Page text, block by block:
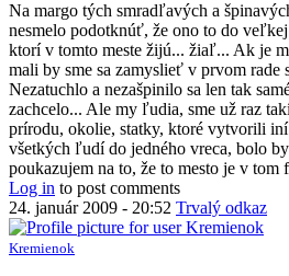
Na margo tých smradľavých a
nesmelo podotknúť, že ono to do
ktorí v tomto meste žijú... žiaľ... Ak je
mali by sme sa zamyslieť v prvom rade
Nezatuchlo a nezašpinilo sa len tak
zachcelo... Ale my ľudia, sme už raz
prírodu, okolie, statky, ktoré vytvorili
všetkých ľudí do jedného vreca, bolo
poukazujem na to, že to mesto je v tom
Log in to post comments
24. január 2009 - 20:52 Trvalý odkaz
Kremienok